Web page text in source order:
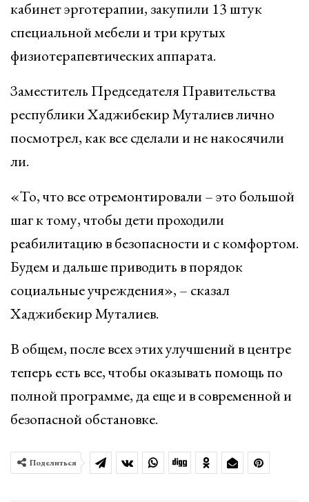
кабинет эрготерапии, закупили 13 штук
специальной мебели и три крутых
физиотерапевтических аппарата.
Заместитель Председателя Правительства
республики Хаджибекир Муталиев лично
посмотрел, как все сделали и не накосячили
ли.
«То, что все отремонтировали – это большой
шаг к тому, чтобы дети проходили
реабилитацию в безопасности и с комфортом.
Будем и дальше приводить в порядок
социальные учреждения», – сказал
Хаджибекир Муталиев.
В общем, после всех этих улучшений в центре
теперь есть все, чтобы оказывать помощь по
полной программе, да еще и в современной и
безопасной обстановке.
Поделиться